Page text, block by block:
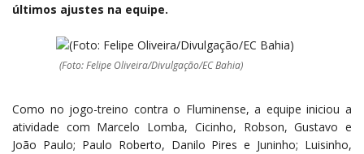
últimos ajustes na equipe.
(Foto: Felipe Oliveira/Divulgação/EC Bahia)
Como no jogo-treino contra o Fluminense, a equipe iniciou a
atividade com Marcelo Lomba, Cicinho, Robson, Gustavo e
João Paulo; Paulo Roberto, Danilo Pires e Juninho; Luisinho,